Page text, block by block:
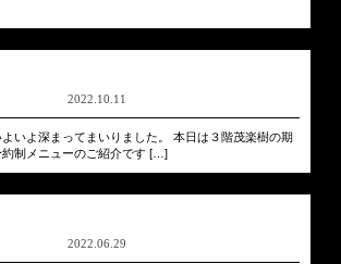
2022.10.11
いよ深まってまいりました。 本日は３階茂楽樹の期
約制メニューのご紹介です […]
2022.06.29